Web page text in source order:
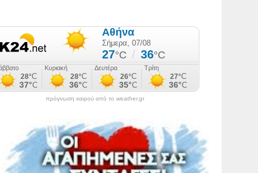
πρόγνωση καιρού από το weather.gr